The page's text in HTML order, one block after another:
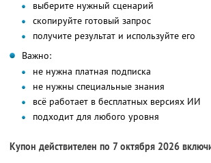
выберите нужный сценарий
скопируйте готовый запрос
получите результат и используйте его
Важно:
не нужна платная подписка
не нужны специальные знания
всё работает в бесплатных версиях ИИ
подходит для любого уровня
Купон действителен по 7 октября 2026